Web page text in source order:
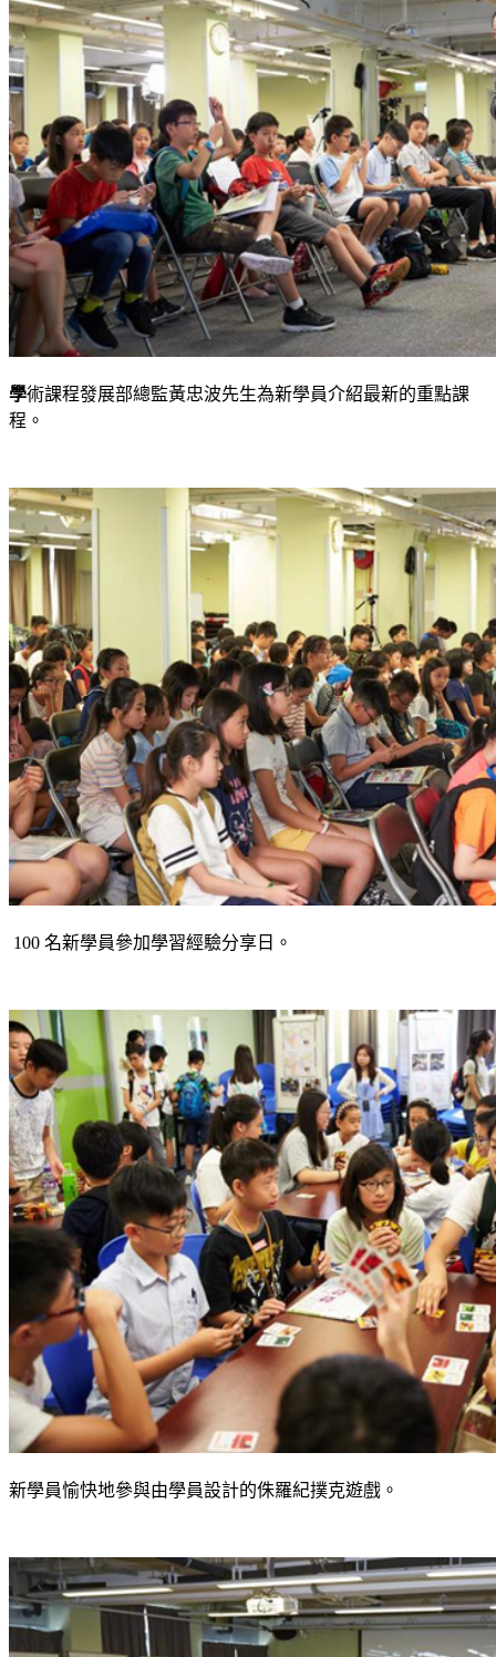
學術課程發展部總監黃忠波先生為新學員介紹最新的重點課
程。
100 名新學員參加學習經驗分享日。
新學員愉快地參與由學員設計的侏羅紀撲克遊戲。